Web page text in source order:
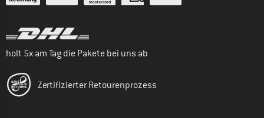
holt 5x am Tag die Pakete bei uns ab
Zertifizierter Retourenprozess